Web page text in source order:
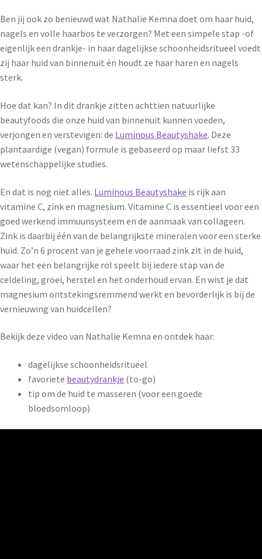
Ben jij ook zo benieuwd wat Nathalie Kemna doet om haar huid,
nagels en volle haarbos te verzorgen? Met een simpele stap -of
eigenlijk een drankje- in haar dagelijkse schoonheidsritueel voedt
zij haar huid van binnenuit én houdt ze haar haren en nagels
sterk.
Hoe dat kan? In dit drankje zitten achttien natuurlijke
beautyfoods die onze huid van binnenuit kunnen voeden,
verjongen en verstevigen: de Luminous Beautyshake. Deze
plantaardige (vegan) formule is gebaseerd op maar liefst 33
wetenschappelijke studies.
En dat is nog niet alles. Luminous Beautyshake is rijk aan
vitamine C, zink en magnesium. Vitamine C is essentieel voor een
goed werkend immuunsysteem en de aanmaak van collageen.
Zink is daarbij één van de belangrijkste mineralen voor een sterke
huid. Zo’n 6 procent van je gehele voorraad zink zit in de huid,
waar het een belangrijke rol speelt bij iedere stap van de
celdeling, groei, herstel en het onderhoud ervan. En wist je dat
magnesium ontstekingsremmend werkt en bevorderlijk is bij de
vernieuwing van huidcellen?
Bekijk deze video van Nathalie Kemna en ontdek haar:
dagelijkse schoonheidsritueel
favoriete beautydrankje (to-go)
tip om de huid te masseren (voor een goede
bloedsomloop)